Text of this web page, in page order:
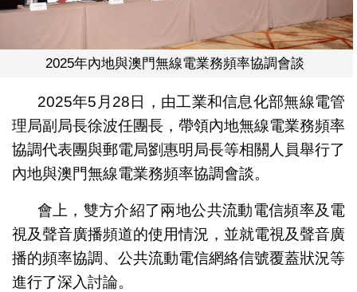
2025年內地與澳門無線電業務頻率協調會談
2025年5月28日，由工業和信息化部無線電管
理局副局長徐波任團長，帶領內地無線電業務頻率
協調代表團與郵電局劉惠明局長等相關人員舉行了
內地與澳門無線電業務頻率協調會談。
會上，雙方介紹了兩地公共流動電信頻率及電
視及聲音廣播頻道的使用情況，並就電視及聲音廣
播的頻率協調、公共流動電信網絡信號覆蓋狀況等
進行了深入討論。